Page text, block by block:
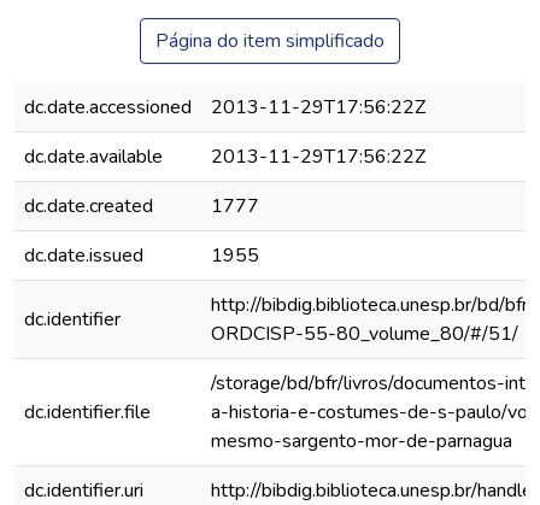
Página do item simplificado
dc.date.accessioned
2013-11-29T17:56:22Z
dc.date.available
2013-11-29T17:56:22Z
dc.date.created
1777
dc.date.issued
1955
dc.identifier
http://bibdig.biblioteca.unesp.br/bd/
ORDCISP-55-80_volume_80/#/51/
dc.identifier.file
/storage/bd/bfr/livros/documentos-
a-historia-e-costumes-de-s-paulo/
mesmo-sargento-mor-de-parnagua
dc.identifier.uri
http://bibdig.biblioteca.unesp.br/